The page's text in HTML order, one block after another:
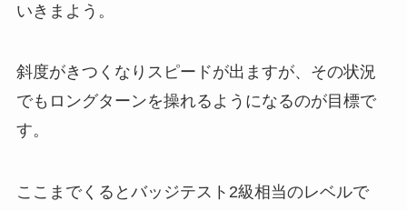
いきまよう。
斜度がきつくなりスピードが出ますが、その状況
でもロングターンを操れるようになるのが目標で
す。
ここまでくるとバッジテスト2級相当のレベルで